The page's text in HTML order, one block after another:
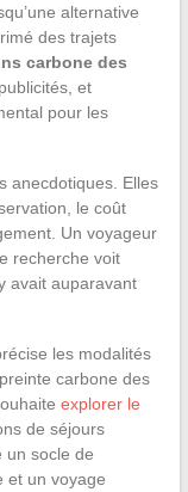
alternative
des trajets
carbone des
et
pour les
anecdotiques. Elles
le coût
Un voyageur
recherche voit
avait auparavant
les modalités
carbone des
explorer le
de séjours
un socle de
et un voyage